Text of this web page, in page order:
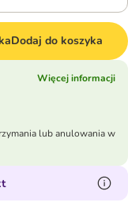
Dodaj do koszyka
Więcej informacji
lub anulowania w